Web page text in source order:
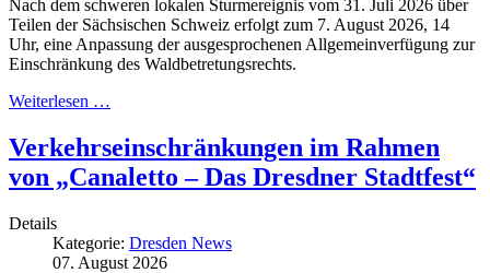
Nach dem schweren lokalen Sturmereignis vom 31. Juli 2026 über
Teilen der Sächsischen Schweiz erfolgt zum 7. August 2026, 14
Uhr, eine Anpassung der ausgesprochenen Allgemeinverfügung zur
Einschränkung des Waldbetretungsrechts.
Weiterlesen …
Verkehrseinschränkungen im Rahmen
von „Canaletto – Das Dresdner Stadtfest“
Details
Kategorie: Dresden News
07. August 2026